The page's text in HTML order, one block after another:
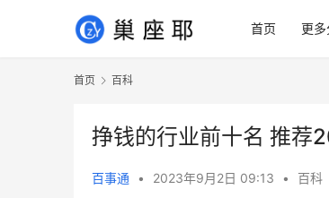
首页 更
首页 百科
挣钱的行业前十名 推荐
百事通 • 2023年9月2日 09:13 • 百科